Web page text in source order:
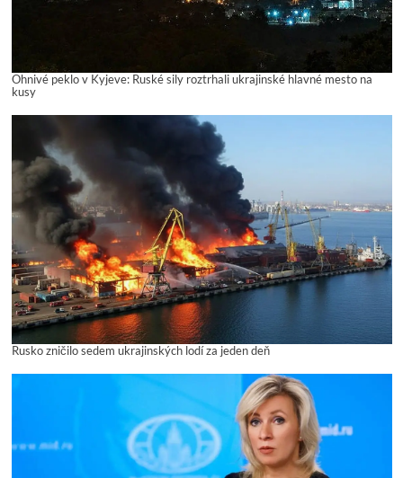
Ohnivé peklo v Kyjeve: Ruské sily roztrhali ukrajinské hlavné mesto na
kusy
Rusko zničilo sedem ukrajinských lodí za jeden deň